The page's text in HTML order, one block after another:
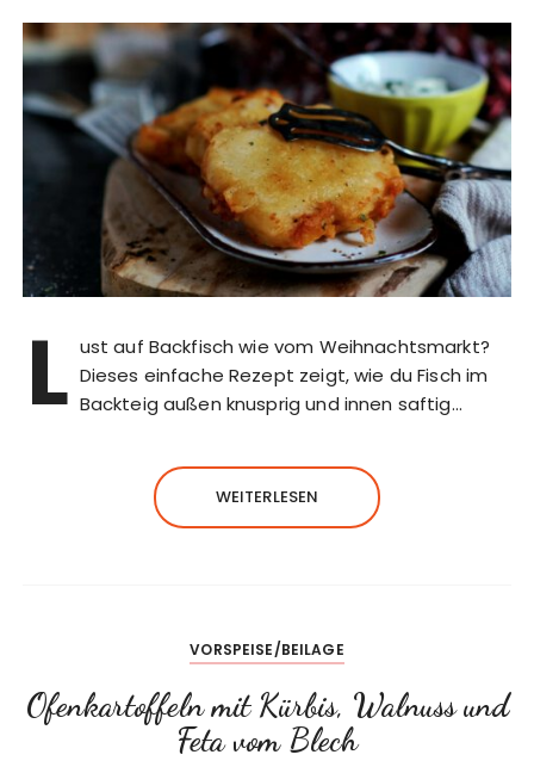
L ust auf Backfisch wie vom Weihnachtsmarkt?
Dieses einfache Rezept zeigt, wie du Fisch im
Backteig außen knusprig und innen saftig…
WEITERLESEN
VORSPEISE/BEILAGE
Ofenkartoffeln mit Kürbis, Walnuss und
Feta vom Blech